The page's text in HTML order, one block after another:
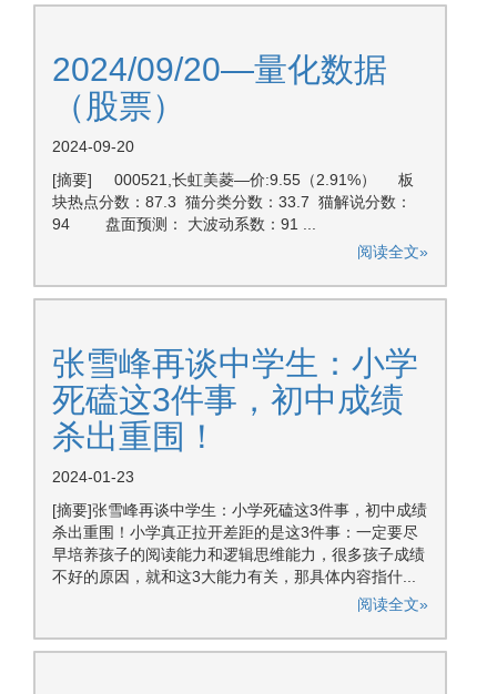
2024/09/20—量化数据
（股票）
2024-09-20
[摘要] 000521,长虹美菱—价:9.55（2.91%） 板
块热点分数：87.3 猫分类分数：33.7 猫解说分数：
94 盘面预测： 大波动系数：91 ...
阅读全文»
张雪峰再谈中学生：小学
死磕这3件事，初中成绩
杀出重围！
2024-01-23
[摘要]张雪峰再谈中学生：小学死磕这3件事，初中成绩
杀出重围！小学真正拉开差距的是这3件事：一定要尽
早培养孩子的阅读能力和逻辑思维能力，很多孩子成绩
不好的原因，就和这3大能力有关，那具体内容指什...
阅读全文»